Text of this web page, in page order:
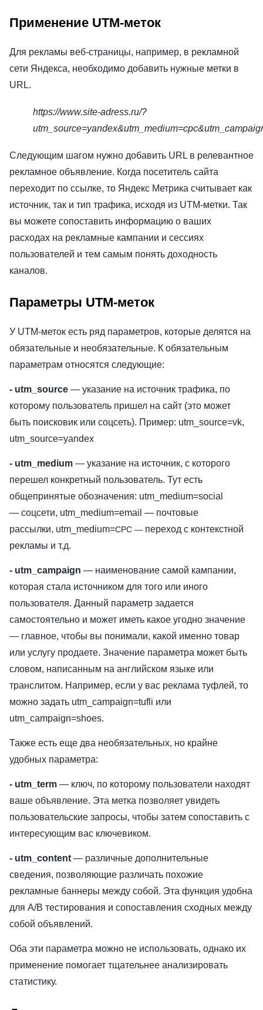
Применение UTM-меток
Для рекламы веб-страницы, например, в рекламной
сети Яндекса, необходимо добавить нужные метки в
URL.
https://www.site-adress.ru/?
Следующим шагом нужно добавить URL в релевантное
рекламное объявление. Когда посетитель сайта
переходит по ссылке, то Яндекс Метрика считывает как
источник, так и тип трафика, исходя из UTM-метки. Так
вы можете сопоставить информацию о ваших
расходах на рекламные кампании и сессиях
пользователей и тем самым понять доходность
каналов.
Параметры UTM-меток
У UTM-меток есть ряд параметров, которые делятся на
обязательные и необязательные. К обязательным
параметрам относятся следующие:
- utm_source — указание на источник трафика, по
которому пользователь пришел на сайт (это может
быть поисковик или соцсеть). Пример: utm_source=vk,
utm_source=yandex
- utm_medium — указание на источник, с которого
перешел конкретный пользователь. Тут есть
общепринятые обозначения: utm_medium=social
— соцсети, utm_medium=email — почтовые
рассылки, utm_medium=CPC — переход с контекстной
рекламы и т.д.
- utm_campaign — наименование самой кампании,
которая стала источником для того или иного
пользователя. Данный параметр задается
самостоятельно и может иметь какое угодно значение
— главное, чтобы вы понимали, какой именно товар
или услугу продаете. Значение параметра может быть
словом, написанным на английском языке или
транслитом. Например, если у вас реклама туфлей, то
можно задать utm_campaign=tufli или
utm_campaign=shoes.
Также есть еще два необязательных, но крайне
удобных параметра:
- utm_term — ключ, по которому пользователи находят
ваше объявление. Эта метка позволяет увидеть
пользовательские запросы, чтобы затем сопоставить с
интересующим вас ключевиком.
- utm_content — различные дополнительные
сведения, позволяющие различать похожие
рекламные баннеры между собой. Эта функция удобна
для A/B тестирования и сопоставления сходных между
собой объявлений.
Оба эти параметра можно не использовать, однако их
применение помогает тщательнее анализировать
статистику.